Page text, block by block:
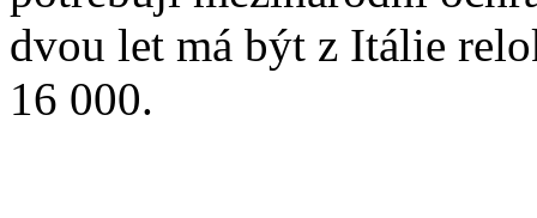
dvou let má být z Itálie
16 000.